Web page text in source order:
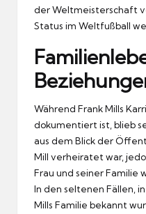
der Weltmeisterschaft
Status im Weltfußball
Während Frank Mills
dokumentiert ist, blieb
aus dem Blick der
Mill verheiratet war,
Frau und seiner Familie
In den seltenen Fällen,
Mills Familie bekannt